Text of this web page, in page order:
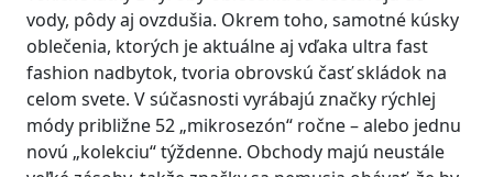
vody, pôdy aj ovzdušia. Okrem toho, samotné kúsky
oblečenia, ktorých je aktuálne aj vďaka ultra fast
fashion nadbytok, tvoria obrovskú časť skládok na
celom svete. V súčasnosti vyrábajú značky rýchlej
módy približne 52 „mikrosezón“ ročne – alebo jednu
novú „kolekciu“ týždenne. Obchody majú neustále